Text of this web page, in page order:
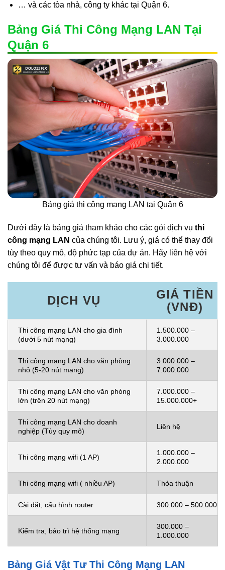
… và các tòa nhà, công ty khác tại Quận 6.
Bảng Giá Thi Công Mạng LAN Tại
Quận 6
Bảng giá thi công mạng LAN tại Quận 6
Dưới đây là bảng giá tham khảo cho các gói dịch vụ thi
công mạng LAN của chúng tôi. Lưu ý, giá có thể thay đổi
tùy theo quy mô, độ phức tạp của dự án. Hãy liên hệ với
chúng tôi để được tư vấn và báo giá chi tiết.
DỊCH VỤ
GIÁ TIỀN
(VNĐ)
Thi công mạng LAN cho gia đình
(dưới 5 nút mạng)
1.500.000 –
3.000.000
Thi công mạng LAN cho văn phòng
nhỏ (5-20 nút mạng)
3.000.000 –
7.000.000
Thi công mạng LAN cho văn phòng
lớn (trên 20 nút mạng)
7.000.000 –
15.000.000+
Thi công mạng LAN cho doanh
nghiệp (Tùy quy mô)
Liên hệ
Thi công mạng wifi (1 AP)
1.000.000 –
2.000.000
Thi công mạng wifi ( nhiều AP) Thỏa thuận
Cài đặt, cấu hình router 300.000 – 500.000
Kiểm tra, bảo trì hệ thống mạng
300.000 –
1.000.000
Bảng Giá Vật Tư Thi Công Mạng LAN